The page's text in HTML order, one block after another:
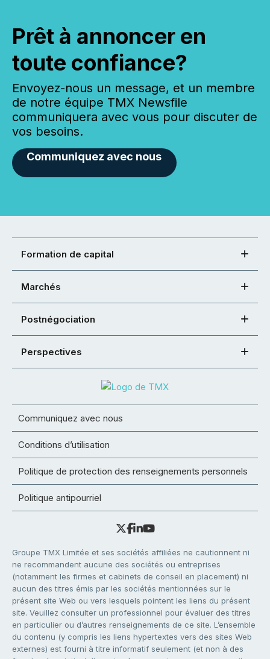
Prêt à annoncer en
toute confiance?
Envoyez-nous un message, et un membre
de notre équipe TMX Newsfile
communiquera avec vous pour discuter de
vos besoins.
Communiquez avec nous
Formation de capital
Marchés
Postnégociation
Perspectives
Communiquez avec nous
Conditions d’utilisation
Politique de protection des renseignements personnels
Politique antipourriel
Groupe TMX Limitée et ses sociétés affiliées ne cautionnent ni
ne recommandent aucune des sociétés ou entreprises
(notamment les firmes et cabinets de conseil en placement) ni
aucun des titres émis par les sociétés mentionnées sur le
présent site Web ou vers lesquels pointent les liens du présent
site. Veuillez consulter un professionnel pour évaluer des titres
en particulier ou d’autres renseignements de ce site. L’ensemble
du contenu (y compris les liens hypertextes vers des sites Web
externes) est fourni à titre informatif seulement (et non à des